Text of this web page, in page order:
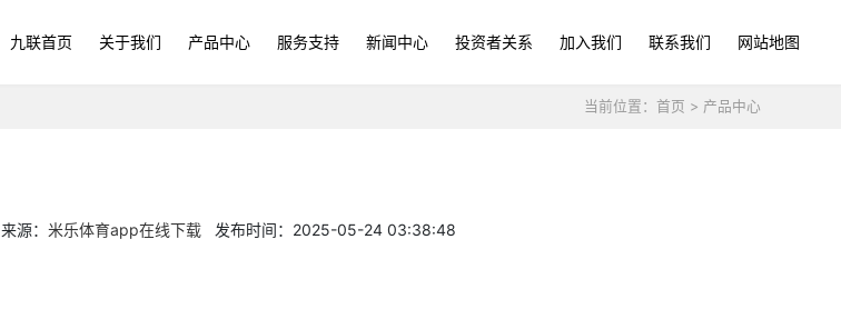
九联首页 关于我们 产品中心 服务支持 新闻中心 投资者关系 加入我们 联系我们 网站地图
当前位置： 首页 > 产品中心
来源： 米乐体育app在线下载发布时间：2025-05-24 03:38:48